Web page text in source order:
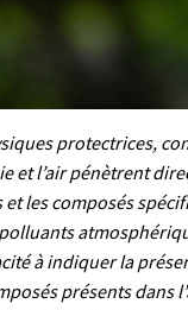
protectrices,
et l’air pénètrent
les composés
à indiquer la
présents dans